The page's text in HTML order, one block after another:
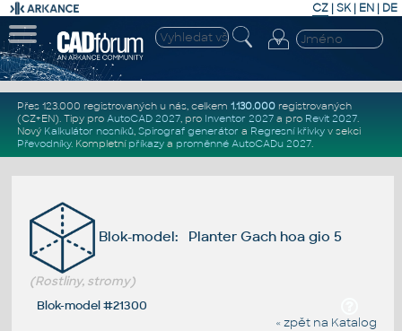
CZ | SK| EN | DE
Přes 123.000 registrovaných u nás, celkem 1.130.000registrovaných
(CZ+EN). Tipy pro AutoCAD 2027, pro Inventor 2027a pro Revit 2027.
Nový Kalkulátor nosníků, Spirograf generátor a Regresní křivkyv sekci
Převodníky. Kompletní příkazya proměnné AutoCADu 2027.
Blok-model: Planter Gach hoa gio 5
(Rostliny, stromy)
Blok-model #21300
« zpět na Katalog